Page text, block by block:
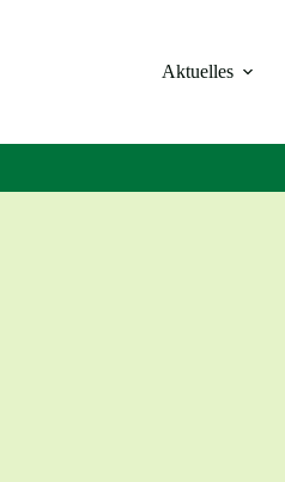
Aktuelles